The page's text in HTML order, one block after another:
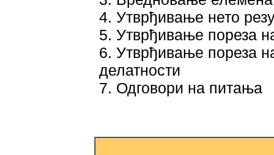
4. Утврђивање нето
5. Утврђивање пореза
6. Утврђивање пореза
делатности
7. Одговори на питања